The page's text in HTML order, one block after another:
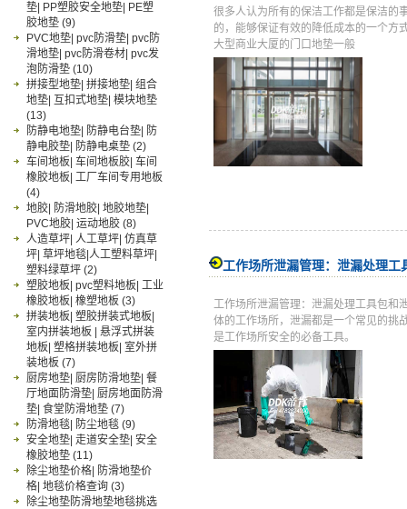
垫| PP塑胶安全地垫| PE塑
胶地垫 (9)
PVC地垫| pvc防滑垫| pvc防
滑地垫| pvc防滑卷材| pvc发
泡防滑垫 (10)
拼接型地垫| 拼接地垫| 组合
地垫| 互扣式地垫| 模块地垫
(13)
防静电地垫| 防静电台垫| 防
静电胶垫| 防静电桌垫 (2)
车间地板| 车间地板胶| 车间
橡胶地板| 工厂车间专用地板
(4)
地胶| 防滑地胶| 地胶地垫|
PVC地胶| 运动地胶 (8)
人造草坪| 人工草坪| 仿真草
坪| 草坪地毯|人工塑料草坪|
塑料绿草坪 (2)
塑胶地板| pvc塑料地板| 工业
橡胶地板| 橡塑地板 (3)
拼装地板| 塑胶拼装式地板|
室内拼装地板 | 悬浮式拼装
地板| 塑格拼装地板| 室外拼
装地板 (7)
厨房地垫| 厨房防滑地垫| 餐
厅地面防滑垫| 厨房地面防滑
垫| 食堂防滑地垫 (7)
防滑地毯| 防尘地毯 (9)
安全地垫| 走道安全垫| 安全
橡胶地垫 (11)
除尘地垫价格| 防滑地垫价
格| 地毯价格查询 (3)
除尘地垫防滑地垫地毯挑选
很多人认为所有的保洁工作都是保洁的
的，能够保证有效的降低成本的一个方
大型商业大厦的门口地垫一般
工作场所泄漏管理：泄漏处理工
工作场所泄漏管理：泄漏处理工具包和
体的工作场所，泄漏都是一个常见的挑
是工作场所安全的必备工具。